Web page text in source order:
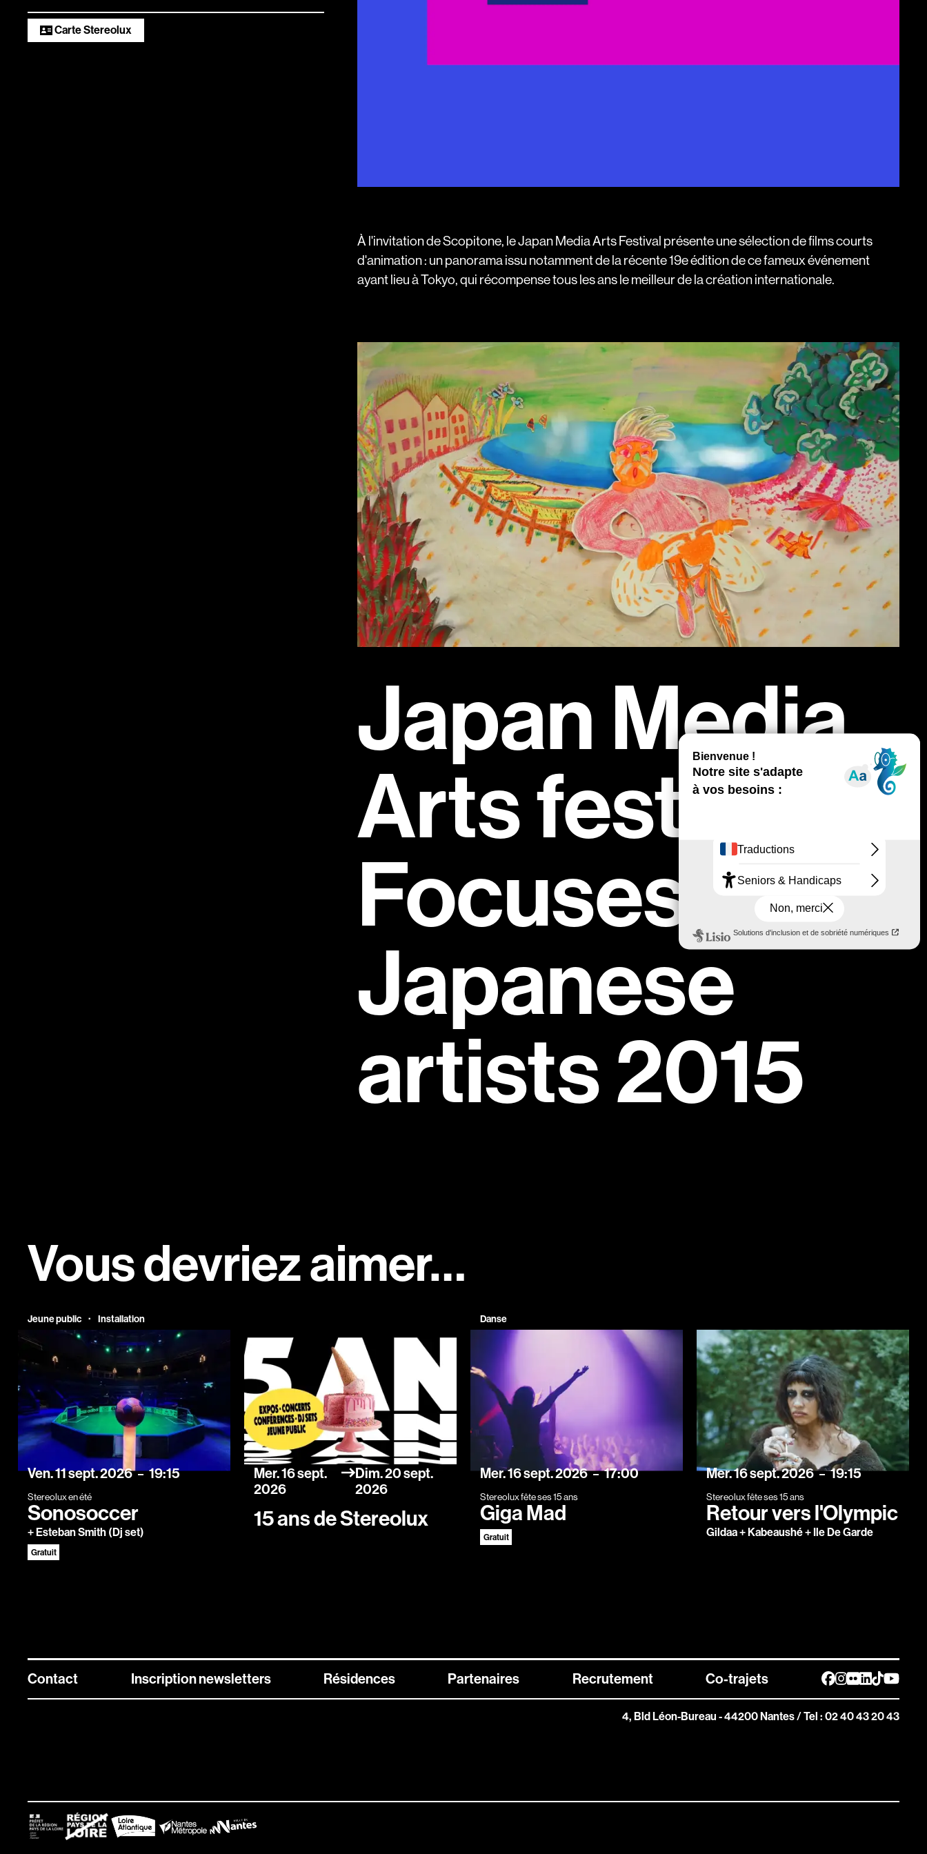
Carte Stereolux
À l'invitation de Scopitone, le Japan Media Arts Festival présente une sélection de films courts
d'animation : un panorama issu notamment de la récente 19e édition de ce fameux événement
ayant lieu à Tokyo, qui récompense tous les ans le meilleur de la création internationale.
Japan Media
Arts festival -
Focuses of
Japanese
artists 2015
Vous devriez aimer…
Jeune public · Installation
vendredi
Ven.11septembre
sept.2026 19:15
Stereolux en été
Sonosoccer
+ Esteban Smith (Dj set)
Gratuit
du
mercredi
Mer.16septembre
sept.
2026
au dimanche
Dim.20septembre
sept.
2026
15 ans de Stereolux
Danse
mercredi
Mer.16septembre
sept.2026 17:00
Stereolux fête ses 15 ans
Giga Mad
Gratuit
mercredi
Mer.16septembre
sept.2026 19:15
Stereolux fête ses 15 ans
Retour vers l'Olympic
Gildaa + Kabeaushé + Ile De Garde
Contact Inscription newsletters Résidences Partenaires Recrutement Co-trajets
4, Bld Léon-Bureau - 44200 Nantes/Tel : 02 40 43 20 43
numériques
Newsletters
Inscrivez vous aux différentes newsletters de